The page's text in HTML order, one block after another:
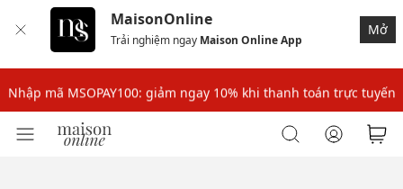
MaisonOnline
Trải nghiệm ngay Maison Online App
Mở
Nhập mã: MSOXINCHAO - Giảm 10% đơn đầu cho thành viên mới!
Nhập mã MSOPAY100: giảm ngay 10% khi thanh toán trực tuyến
Nhập mã: MSOXINCHAO - Giảm 10% đơn đầu cho thành viên mới!